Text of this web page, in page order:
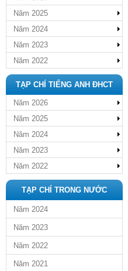
Năm 2025
Năm 2024
Năm 2023
Năm 2022
TẠP CHÍ TIẾNG ANH ĐHCT
Năm 2026
Năm 2025
Năm 2024
Năm 2023
Năm 2022
TẠP CHÍ TRONG NƯỚC
Năm 2024
Năm 2023
Năm 2022
Năm 2021